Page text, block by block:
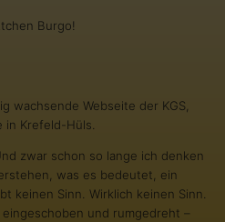
Burgo!
wachsende Webseite der KGS,
in Krefeld-Hüls.
zwar schon so lange ich denken
was es bedeutet, ein
keinen Sinn. Wirklich keinen Sinn.
und rumgedreht –